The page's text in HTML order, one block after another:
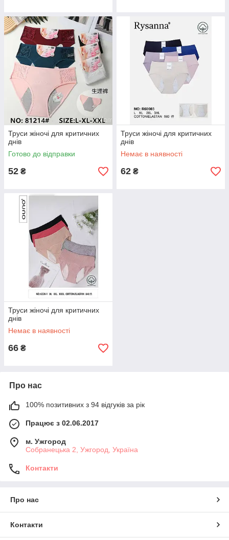
Труси жіночі для критичних
днів
Готово до відправки
52 ₴
Труси жіночі для критичних
днів
Немає в наявності
62 ₴
Труси жіночі для критичних
днів
Немає в наявності
66 ₴
Про нас
100% позитивних з 94 відгуків за рік
Працює з 02.06.2017
м. Ужгород
Собранецька 2, Ужгород, Україна
Контакти
Про нас
Контакти